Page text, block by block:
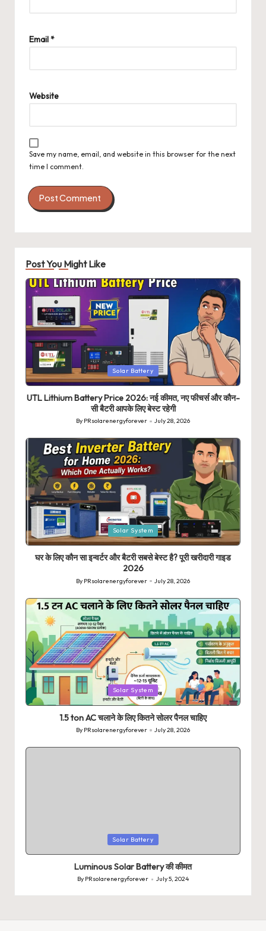
Email*
Website
Save my name, email, and website in this browser for the next
time I comment.
Post You Might Like
Posted
in
Solar Battery
UTL Lithium Battery Price 2026: नई कीमत, नए फीचर्स और कौन-
सी बैटरी आपके लिए बेस्ट रहेगी
Posted
by
By PRsolarenergyforever July 28, 2026
Posted
in
Solar System
घर के लिए कौन सा इन्वर्टर और बैटरी सबसे बेस्ट है? पूरी खरीदारी गाइड
2026
Posted
By PRsolarenergyforever July 28, 2026
Posted
in
Solar System
1.5 ton AC चलाने के लिए कितने सोलर पैनल चाहिए
Posted
by
By PRsolarenergyforever July 28, 2026
Solar Battery
Luminous Solar Battery की कीमत
Posted
by
By PRsolarenergyforever July 5, 2024